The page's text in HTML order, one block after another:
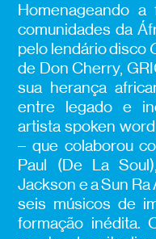
Homenageando
comunidades da
pelo lendário disco
de Don Cherry,
sua herança
entre legado e
artista spoken
– que colaborou
Paul (De La
Jackson e a Sun
seis músicos de
formação inédita.